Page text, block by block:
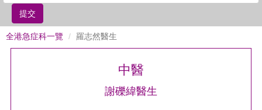
提交
全港急症科一覽 羅志然醫生
中醫
謝礫緯醫生